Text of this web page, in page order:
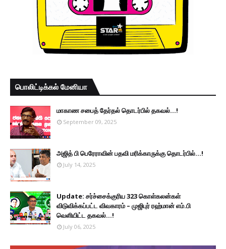
பொலிட்டிக்கல் மேனியா
மாகாண சபைத் தேர்தல் தொடர்பில் தகவல்...!
September 09, 2025
அஜித் பி பெரேராவின் பதவி மரிக்காருக்கு தொடர்பில்...!
July 14, 2025
Update: சர்ச்சைக்குரிய 323 கொள்கலன்கள்
விடுவிக்கப்பட்ட விவகாரம் – முஜிபுர் ரஹ்மான் எம்.பி
வெளியிட்ட தகவல்...!
July 06, 2025